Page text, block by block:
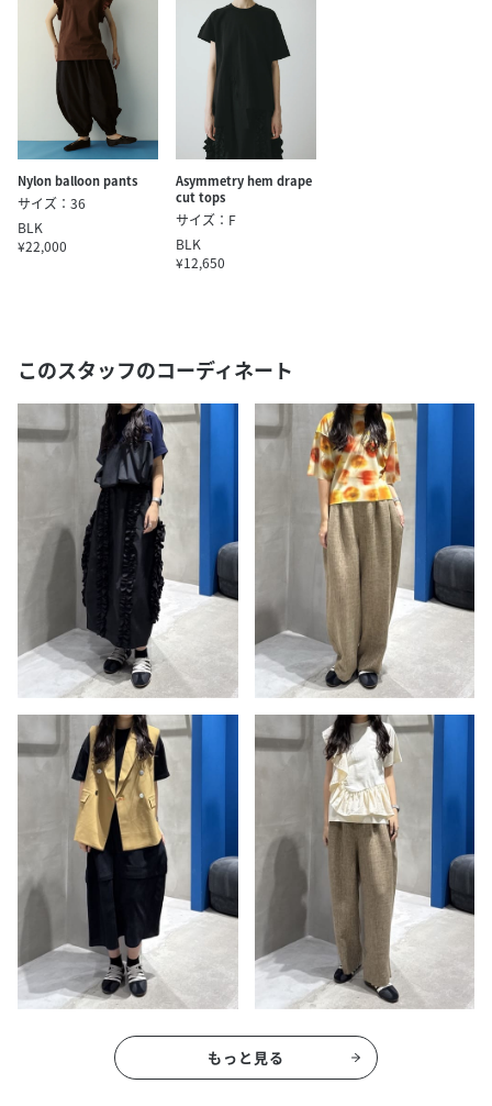
Nylon balloon pants
サイズ：36
BLK
¥22,000
Asymmetry hem drape
cut tops
サイズ：F
BLK
¥12,650
このスタッフのコーディネート
もっと見る